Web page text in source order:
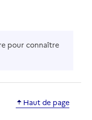
pour connaître
Haut de page